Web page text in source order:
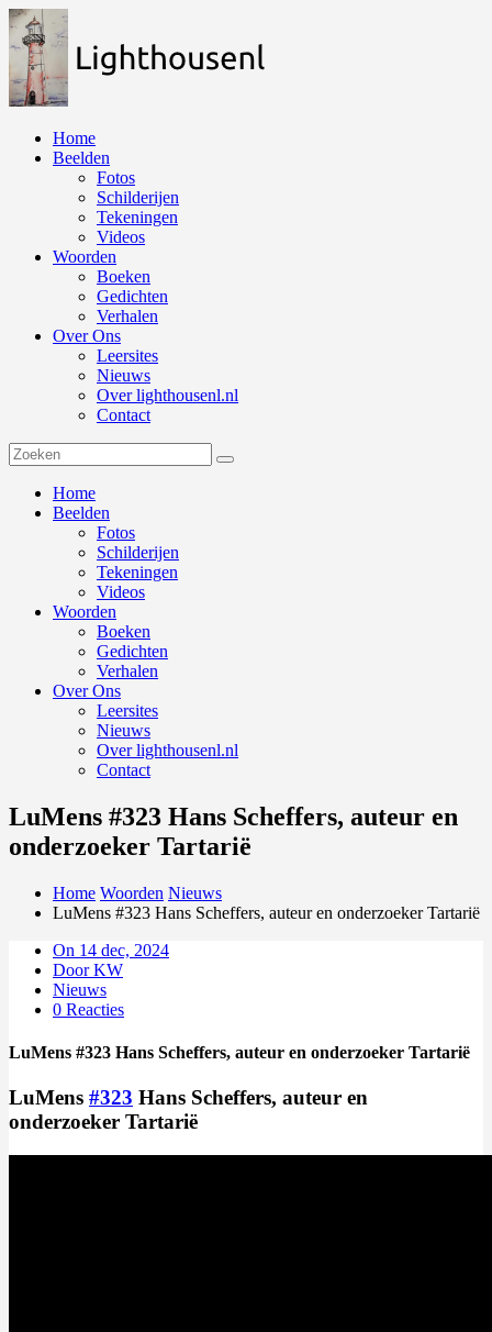
Naar
de
inhoud
springen
Home
Beelden
Fotos
Schilderijen
Tekeningen
Videos
Woorden
Boeken
Gedichten
Verhalen
Over Ons
Leersites
Nieuws
Over lighthousenl.nl
Contact
Home
Beelden
Fotos
Schilderijen
Tekeningen
Videos
Woorden
Boeken
Gedichten
Verhalen
Over Ons
Leersites
Nieuws
Over lighthousenl.nl
Contact
LuMens #323 Hans Scheffers, auteur en
onderzoeker Tartarië
Home Woorden Nieuws
LuMens #323 Hans Scheffers, auteur en onderzoeker Tartarië
On 14 dec, 2024
Door KW
Nieuws
0 Reacties
LuMens #323 Hans Scheffers, auteur en onderzoeker Tartarië
LuMens #323 Hans Scheffers, auteur en
onderzoeker Tartarië